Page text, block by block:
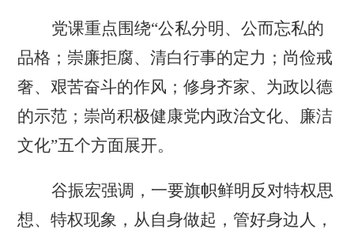
党课重点围绕“公私分明、公而忘私的
品格；崇廉拒腐、清白行事的定力；尚俭戒
奢、艰苦奋斗的作风；修身齐家、为政以德
的示范；崇尚积极健康党内政治文化、廉洁
文化”五个方面展开。
谷振宏强调，一要旗帜鲜明反对特权思
想、特权现象，从自身做起，管好身边人，